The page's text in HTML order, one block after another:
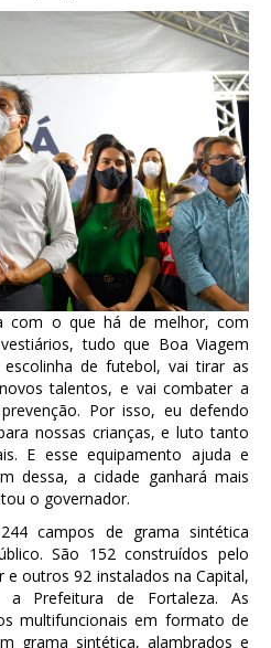
com o que há de melhor, com
tudo que Boa Viagem
de futebol, vai tirar as
talentos, e vai combater a
Por isso, eu defendo
nossas crianças, e luto tanto
E esse equipamento ajuda e
dessa, a cidade ganhará mais
o governador.
campos de grama sintética
São 152 construídos pelo
outros 92 instalados na Capital,
Prefeitura de Fortaleza. As
multifuncionais em formato de
grama sintética, alambrados e